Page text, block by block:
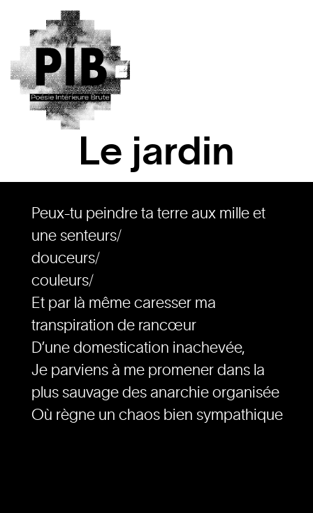
Le jardin
Peux-tu peindre ta terre aux mille et
une senteurs/
douceurs/
couleurs/
Et par là même caresser ma
transpiration de rancœur
D’une domestication inachevée,
Je parviens à me promener dans la
plus sauvage des anarchie organisée
Où règne un chaos bien sympathique